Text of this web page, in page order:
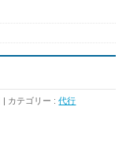
カテゴリー :代行